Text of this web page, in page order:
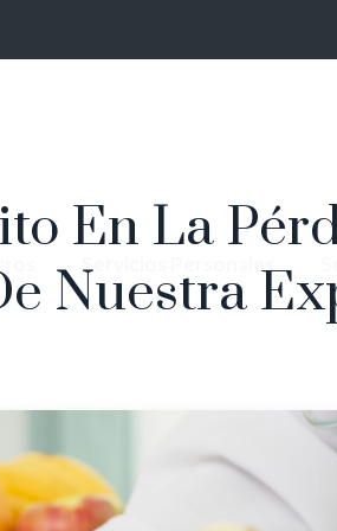
Servicios Personales
En La
Nuestra